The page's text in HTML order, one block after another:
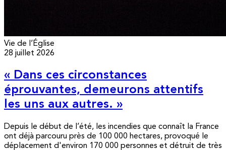
Vie de l’Église
28 juillet 2026
« Dans ces circonstances
éprouvantes, demeurons attentifs
les uns aux autres. »
Depuis le début de l’été, les incendies que connaît la France
ont déjà parcouru près de 100 000 hectares, provoqué le
déplacement d'environ 170 000 personnes et détruit de très